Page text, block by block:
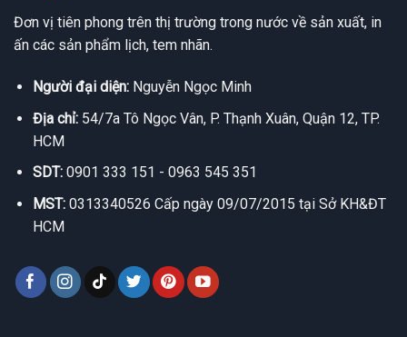
Đơn vị tiên phong trên thị trường trong nước về sản xuất, in
ấn các sản phẩm lịch, tem nhãn.
Người đại diện:Nguyễn Ngọc Minh
Địa chỉ:54/7a Tô Ngọc Vân, P. Thạnh Xuân, Quận 12, TP.
HCM
SDT:0901 333 151 - 0963 545 351
MST:0313340526 Cấp ngày 09/07/2015 tại Sở KH&ĐT
HCM